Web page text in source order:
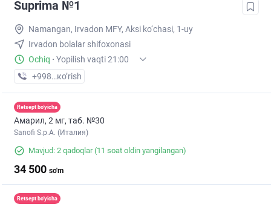
Suprima №1
Namangan, Irvadon MFY, Aksi ko‘chasi, 1-uy
Irvadon bolalar shifoxonasi
Ochiq · Yopilish vaqti 21:00
+998 (95) XXX-XX-XX
кo’rish
Retsept bo'yicha
Амарил, 2 мг, таб. №30
Sanofi S.p.A. (Италия)
Mavjud: 2 qadoqlar(11 soat oldin yangilangan)
34 500 so'm
Retsept bo'yicha